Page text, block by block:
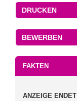
DRUCKEN
FAKTEN
ANZEIGE ENDET